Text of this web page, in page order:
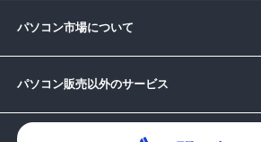
パソコン市場について
パソコン販売以外のサービス